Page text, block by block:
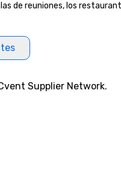
de reuniones, los
Supplier Network.